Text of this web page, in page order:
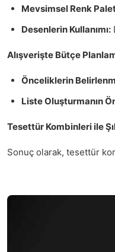
Mevsimsel Renk
Desenlerin Kullanımı:
Alışverişte Bütçe
Önceliklerin
Liste Oluşturmanın
Tesettür Kombinleri ile
Sonuç olarak, tesettür